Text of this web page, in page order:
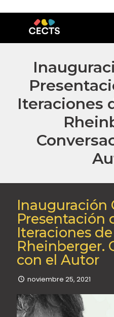
Iteraciones
Inauguración
Presentación
Iteraciones
Rheinberger.
con el Autor
noviembre 25, 2021